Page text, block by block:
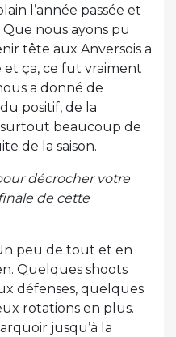
l’année passée et
nous ayons pu
tête aux Anversois a
ça, ce fut vraiment
a donné de
du positif, de la
beaucoup de
de la saison.
décrocher votre
de cette
peu de tout et en
Quelques shoots
défenses, quelques
rotations en plus.
jusqu’à la